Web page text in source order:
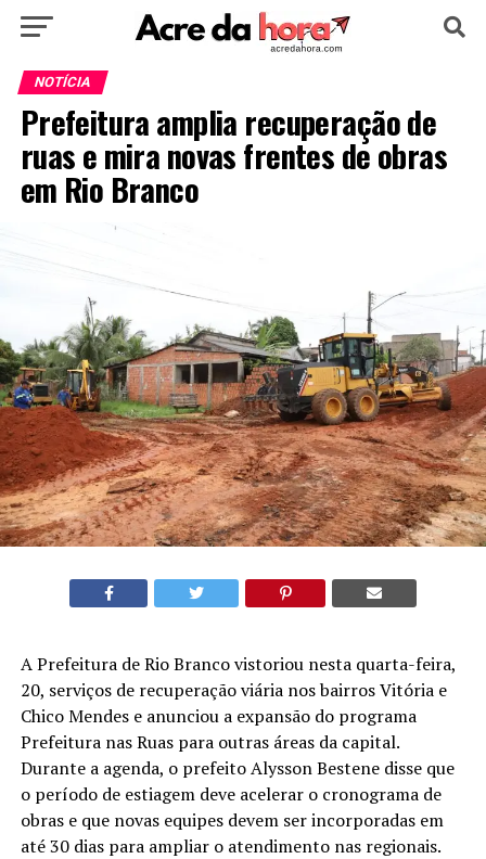
HOME
EDUCAÇÃO NOTÍCIA MUNDO
NOTÍCIA
Prefeitura amplia recuperação de
ruas e mira novas frentes de obras
em Rio Branco
A Prefeitura de Rio Branco vistoriou nesta quarta-feira,
20, serviços de recuperação viária nos bairros Vitória e
Chico Mendes e anunciou a expansão do programa
Prefeitura nas Ruas para outras áreas da capital.
Durante a agenda, o prefeito Alysson Bestene disse que
o período de estiagem deve acelerar o cronograma de
obras e que novas equipes devem ser incorporadas em
até 30 dias para ampliar o atendimento nas regionais.